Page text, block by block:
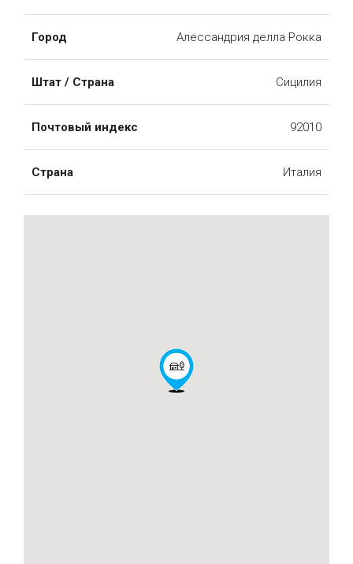
Город Алессандрия делла Рокка
Штат / Страна Сицилия
Почтовый индекс 92010
Страна Италия